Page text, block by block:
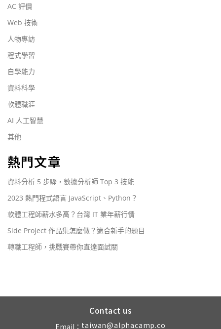
AC 評價
Web 技術
人物專訪
程式學習
自學能力
資料科學
軟體職涯
AI 人工智慧
其他
熱門文章
資料分析 5 步驟，數據分析師 Top 3 技能
2023 熱門程式語言 JavaScript、Python？
軟體工程師薪水多高？台灣 IT 業年薪行情
Side Project 作品集怎麼做？適合新手的題目
轉職工程師，挑戰賽帶你直達面試關
Contact us
Email： taiwan@alphacamp.co